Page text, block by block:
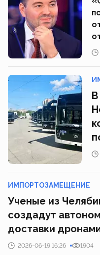
ИМПОРТОЗАМЕЩЕНИЕ
Ученые из
создадут
доставки
2026-06-19 16:26 1904